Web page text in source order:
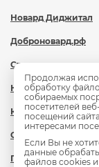
Новард Диджитал
Доброновард.рф
Статьи
Новости
Контакты
Охрана труда
Политика
Продолжая
обработку
собираемых
посетителей
посещений
интересами
Если Вы не
данные
файлов cookies